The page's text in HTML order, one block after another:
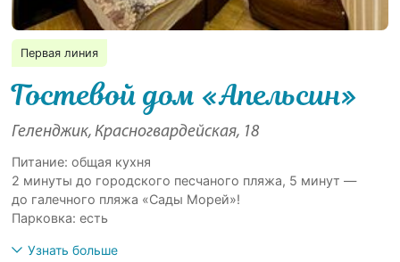
Первая линия
Гостевой дом «Апельсин»
Геленджик, Красногвардейская, 18
Питание: общая кухня
2 минуты до городского песчаного пляжа, 5 минут —
до галечного пляжа «Сады Морей»!
Парковка: есть
Узнать больше